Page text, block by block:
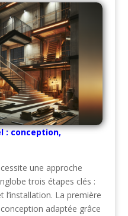
: conception,
une approche
trois étapes clés :
La première
adaptée grâce